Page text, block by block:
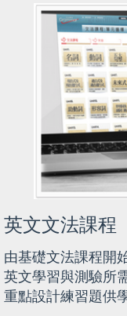
英文文法課程
由基礎文法課程開
英文學習與測驗所
重點設計練習題供